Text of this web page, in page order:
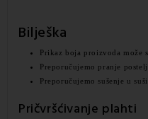
Bilješka
Prikaz boja proizvoda može
Preporučujemo pranje
Preporučujemo sušenje u
Pričvršćivanje plahti